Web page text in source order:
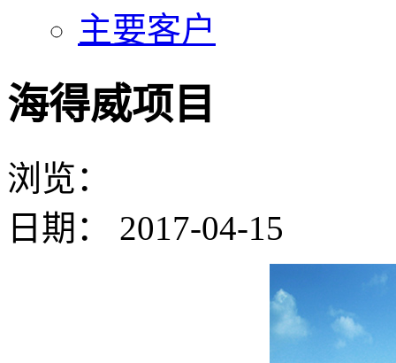
主要客户
海得威项目
浏览：
日期： 2017-04-15